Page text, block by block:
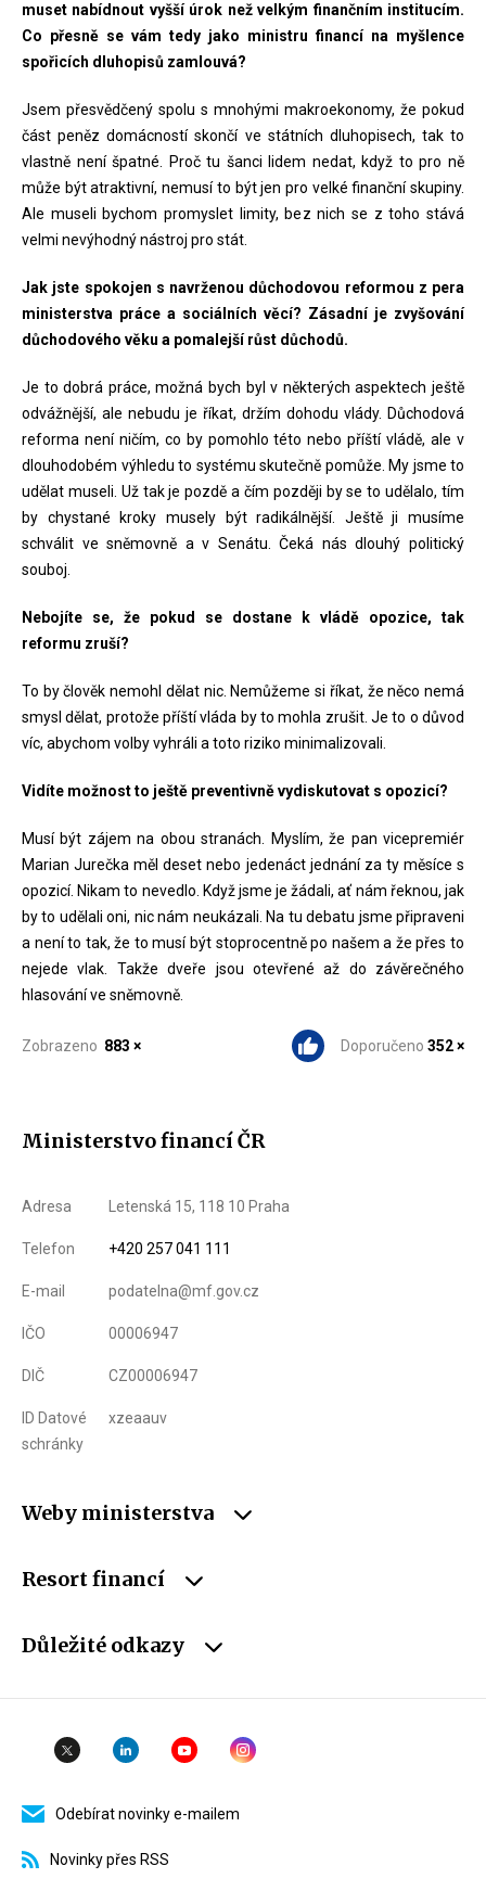
muset nabídnout vyšší úrok než velkým finančním institucím.
Co přesně se vám tedy jako ministru financí na myšlence
spořicích dluhopisů zamlouvá?
Jsem přesvědčený spolu s mnohými makroekonomy, že pokud
část peněz domácností skončí ve státních dluhopisech, tak to
vlastně není špatné. Proč tu šanci lidem nedat, když to pro ně
může být atraktivní, nemusí to být jen pro velké finanční skupiny.
Ale museli bychom promyslet limity, bez nich se z toho stává
velmi nevýhodný nástroj pro stát.
Jak jste spokojen s navrženou důchodovou reformou z pera
ministerstva práce a sociálních věcí? Zásadní je zvyšování
důchodového věku a pomalejší růst důchodů.
Je to dobrá práce, možná bych byl v některých aspektech ještě
odvážnější, ale nebudu je říkat, držím dohodu vlády. Důchodová
reforma není ničím, co by pomohlo této nebo příští vládě, ale v
dlouhodobém výhledu to systému skutečně pomůže. My jsme to
udělat museli. Už tak je pozdě a čím později by se to udělalo, tím
by chystané kroky musely být radikálnější. Ještě ji musíme
schválit ve sněmovně a v Senátu. Čeká nás dlouhý politický
souboj.
Nebojíte se, že pokud se dostane k vládě opozice, tak
reformu zruší?
To by člověk nemohl dělat nic. Nemůžeme si říkat, že něco nemá
smysl dělat, protože příští vláda by to mohla zrušit. Je to o důvod
víc, abychom volby vyhráli a toto riziko minimalizovali.
Vidíte možnost to ještě preventivně vydiskutovat s opozicí?
Musí být zájem na obou stranách. Myslím, že pan vicepremiér
Marian Jurečka měl deset nebo jedenáct jednání za ty měsíce s
opozicí. Nikam to nevedlo. Když jsme je žádali, ať nám řeknou, jak
by to udělali oni, nic nám neukázali. Na tu debatu jsme připraveni
a není to tak, že to musí být stoprocentně po našem a že přes to
nejede vlak. Takže dveře jsou otevřené až do závěrečného
hlasování ve sněmovně.
Zobrazeno 883 × Doporučeno 352 ×
Ministerstvo financí ČR
Adresa Letenská 15, 118 10 Praha
Telefon +420 257 041 111
E-mail podatelna@mf.gov.cz
IČO 00006947
DIČ CZ00006947
ID Datové
schránky
xzeaauv
Weby ministerstva
Resort financí
Důležité odkazy
Odebírat novinky e-mailem
Novinky přes RSS